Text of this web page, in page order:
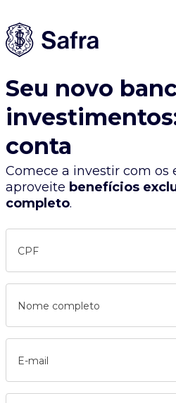
Seu novo
conta
Comece a investir com os
aproveite benefícios
completo.
CPF
Nome completo
E-mail